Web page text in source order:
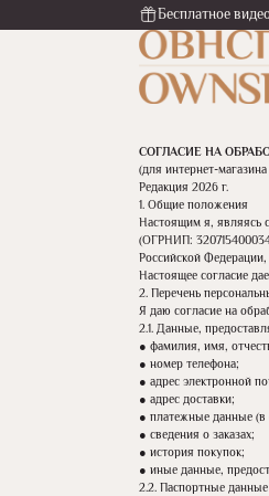
Бесплатное
СОГЛАСИЕ НА
(для интернет-магазина
Редакция 2026 г.
1. Общие положения
Настоящим я, являясь
(ОГРНИП:
Российской
Настоящее согласие
2. Перечень
Я даю согласие на
2.1. Данные,
● фамилия, имя,
● номер телефона;
● адрес электронной
● адрес доставки;
● платежные данные
● сведения о заказах;
● история покупок;
● иные данные,
2.2. Паспортные